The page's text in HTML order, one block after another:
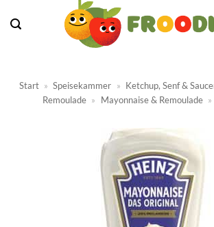
Inhalt
Start » Speisekammer » Ketchup, Senf &
Remoulade » Mayonnaise & Remoulade »